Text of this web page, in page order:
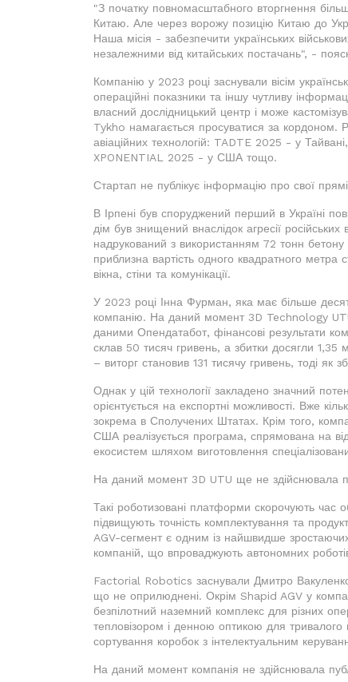
"З початку повномасштабного вторгнення
Китаю. Але через ворожу позицію Китаю до
Наша місія - забезпечити українських
незалежними від китайських постачань", -
Компанію у 2023 році заснували вісім
операційні показники та іншу чутливу
власний дослідницький центр і може
Tykho намагається просуватися за кордоном.
авіаційних технологій: TADTE 2025 - у
XPONENTIAL 2025 - у США тощо.
Стартап не публікує інформацію про свої
В Ірпені був споруджений перший в Україні
дім був знищений внаслідок агресії
надрукований з використанням 72 тонн
приблизна вартість одного квадратного
вікна, стіни та комунікації.
У 2023 році Інна Фурман, яка має більше
компанію. На даний момент 3D Technology UTU
даними Опендатабот, фінансові результати
склав 50 тисяч гривень, а збитки досягли 1,35
– виторг становив 131 тисячу гривень, тоді як
Однак у цій технології закладено значний
орієнтується на експортні можливості. Вже
зокрема в Сполучених Штатах. Крім того,
США реалізується програма, спрямована на
екосистем шляхом виготовлення
На даний момент 3D UTU ще не здійснювала
Такі роботизовані платформи скорочують
підвищують точність комплектування та
AGV-сегмент є одним із найшвидше зростаючих
компаній, що впроваджують автономних
Factorial Robotics заснували Дмитро
що не оприлюднені. Окрім Shapid AGV у
безпілотний наземний комплекс для різних
тепловізором і денною оптикою для
сортування коробок з інтелектуальним
На даний момент компанія не здійснювала